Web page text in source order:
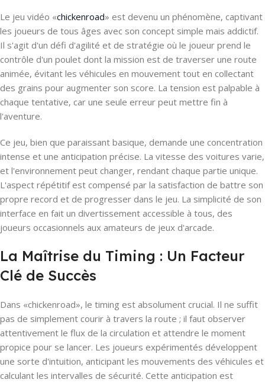
Le jeu vidéo «chickenroad» est devenu un phénomène, captivant
les joueurs de tous âges avec son concept simple mais addictif.
Il s'agit d'un défi d'agilité et de stratégie où le joueur prend le
contrôle d'un poulet dont la mission est de traverser une route
animée, évitant les véhicules en mouvement tout en collectant
des grains pour augmenter son score. La tension est palpable à
chaque tentative, car une seule erreur peut mettre fin à
l'aventure.
Ce jeu, bien que paraissant basique, demande une concentration
intense et une anticipation précise. La vitesse des voitures varie,
et l'environnement peut changer, rendant chaque partie unique.
L'aspect répétitif est compensé par la satisfaction de battre son
propre record et de progresser dans le jeu. La simplicité de son
interface en fait un divertissement accessible à tous, des
joueurs occasionnels aux amateurs de jeux d'arcade.
La Maîtrise du Timing : Un Facteur
Clé de Succès
Dans «chickenroad», le timing est absolument crucial. Il ne suffit
pas de simplement courir à travers la route ; il faut observer
attentivement le flux de la circulation et attendre le moment
propice pour se lancer. Les joueurs expérimentés développent
une sorte d'intuition, anticipant les mouvements des véhicules et
calculant les intervalles de sécurité. Cette anticipation est